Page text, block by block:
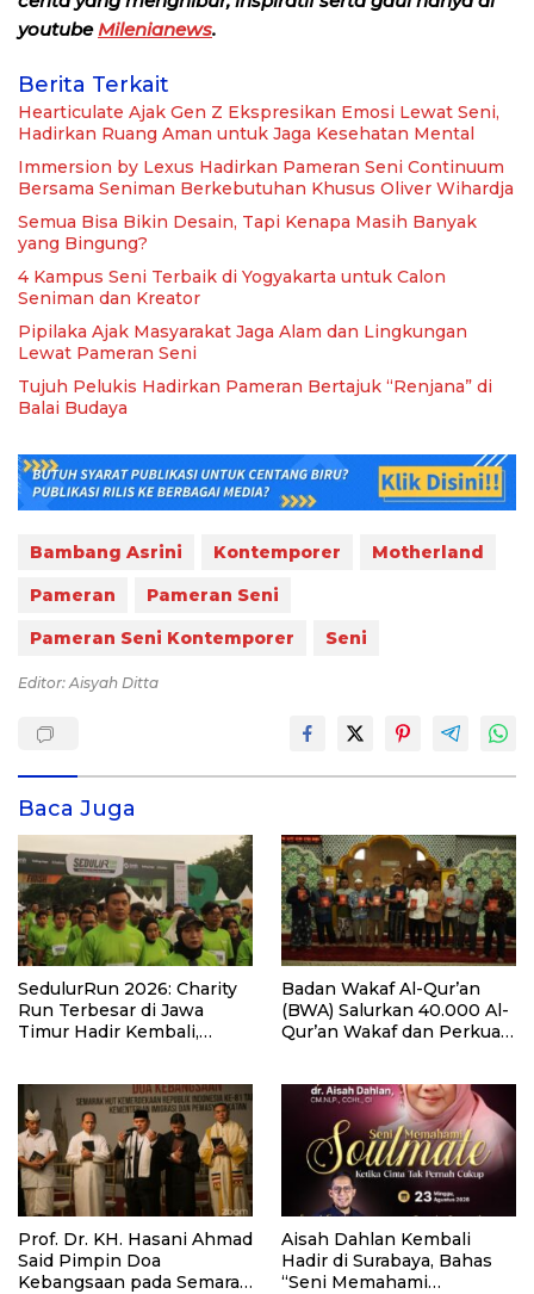
youtubeMilenianews.
Berita Terkait
Hearticulate Ajak Gen Z Ekspresikan Emosi Lewat Seni,
Hadirkan Ruang Aman untuk Jaga Kesehatan Mental
Immersion by Lexus Hadirkan Pameran Seni Continuum
Bersama Seniman Berkebutuhan Khusus Oliver Wihardja
Semua Bisa Bikin Desain, Tapi Kenapa Masih Banyak
yang Bingung?
4 Kampus Seni Terbaik di Yogyakarta untuk Calon
Seniman dan Kreator
Pipilaka Ajak Masyarakat Jaga Alam dan Lingkungan
Lewat Pameran Seni
Tujuh Pelukis Hadirkan Pameran Bertajuk “Renjana” di
Balai Budaya
Bambang Asrini Kontemporer
Motherland
Pameran
Pameran Seni
Pameran Seni Kontemporer
Seni
Editor: Aisyah Ditta
Baca Juga
SedulurRun 2026: Charity
Run Terbesar di Jawa
Timur Hadir Kembali,
Santri dan Guru Honorer
Badan Wakaf Al-Qur’an
(BWA) Salurkan 40.000 Al-
Qur’an Wakaf dan Perkuat
Prof. Dr. KH. Hasani Ahmad
Said Pimpin Doa
Kebangsaan pada Semarak
Aisah Dahlan Kembali
Hadir di Surabaya, Bahas
“Seni Memahami